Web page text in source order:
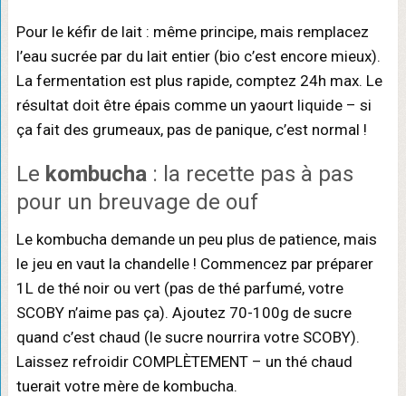
Pour le kéfir de lait : même principe, mais remplacez
l’eau sucrée par du lait entier (bio c’est encore mieux).
La fermentation est plus rapide, comptez 24h max. Le
résultat doit être épais comme un yaourt liquide – si
ça fait des grumeaux, pas de panique, c’est normal !
Le kombucha: la recette pas à pas
pour un breuvage de ouf
Le kombucha demande un peu plus de patience, mais
le jeu en vaut la chandelle ! Commencez par préparer
1L de thé noir ou vert (pas de thé parfumé, votre
SCOBY n’aime pas ça). Ajoutez 70-100g de sucre
quand c’est chaud (le sucre nourrira votre SCOBY).
Laissez refroidir COMPLÈTEMENT – un thé chaud
tuerait votre mère de kombucha.